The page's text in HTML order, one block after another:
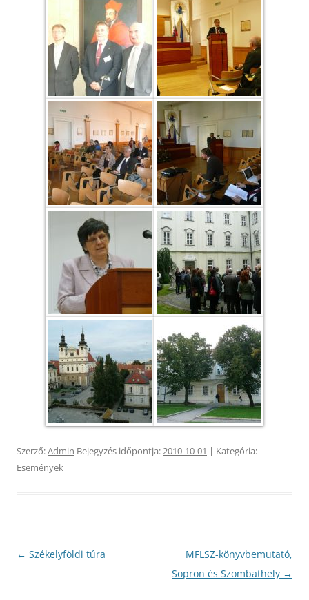
Szerző:Admin Bejegyzés időpontja:2010-10-01 | Kategória:
Események
Bejegyzés
← Székelyföldi túra
MFLSZ-könyvbemutató,
Sopron és Szombathely →